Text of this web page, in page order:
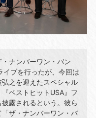
ナンバーワン・バン
イブを行ったが、今回は
之を迎えたスペシャル
ベストヒットUSA』フ
露されるという。彼ら
ザ・ナンバーワン・バ